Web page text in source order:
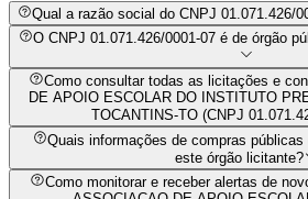
Qual a razão social do CNPJ 01.071.426/
O CNPJ 01.071.426/0001-07 é de órgão
Como consultar todas as licitações e
DE APOIO ESCOLAR DO INSTITUTO
TOCANTINS-TO (CNPJ
Quais informações de compras
este órgão licitante?
Como monitorar e receber alertas de